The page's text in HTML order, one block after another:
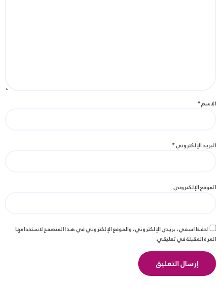
الاسم*
البريد الإلكتروني*
الموقع الإلكتروني
احفظ اسمي، بريدي الإلكتروني، والموقع الإلكتروني في هذا المتصفح لاستخدامها
المرة المقبلة في تعليقي.